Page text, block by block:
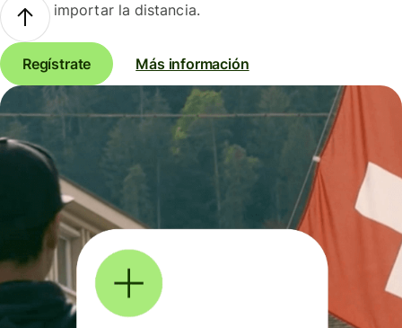
importar la distancia.
Regístrate Más información